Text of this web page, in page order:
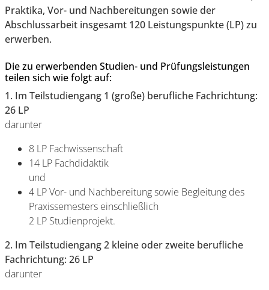
Praktika, Vor- und Nachbereitungen sowie der
Abschlussarbeit insgesamt 120 Leistungspunkte (LP) zu
erwerben.
Die zu erwerbenden Studien- und Prüfungsleistungen
teilen sich wie folgt auf:
1. Im Teilstudiengang 1 (große) berufliche Fachrichtung:
26 LP
darunter
8 LP Fachwissenschaft
14 LP Fachdidaktik
und
4 LP Vor- und Nachbereitung sowie Begleitung des
Praxissemesters einschließlich
2 LP Studienprojekt.
2. Im Teilstudiengang 2 kleine oder zweite berufliche
Fachrichtung: 26 LP
darunter